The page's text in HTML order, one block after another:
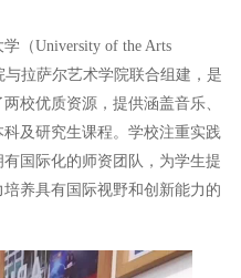
（University of the Arts
与拉萨尔艺术学院联合组建，是
校优质资源，提供涵盖音乐、
及研究生课程。学校注重实践
国际化的师资团队，为学生提
养具有国际视野和创新能力的